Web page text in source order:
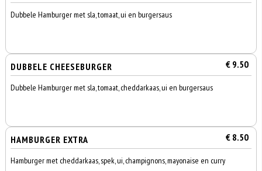
Dubbele Hamburger met sla, tomaat, ui en burgersaus
DUBBELE CHEESEBURGER € 9.50
Dubbele Hamburger met sla, tomaat, cheddarkaas, ui en burgersaus
HAMBURGER EXTRA € 8.50
Hamburger met cheddarkaas, spek, ui, champignons, mayonaise en curry